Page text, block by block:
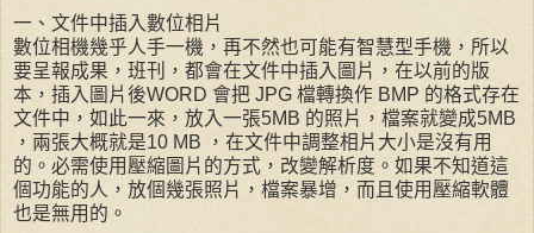
一、文件中插入數位相片
數位相機幾乎人手一機，再不然也可能有智慧型手機，所以
要呈報成果，班刊，都會在文件中插入圖片，在以前的版
本，插入圖片後WORD 會把 JPG 檔轉換作 BMP 的格式存在
文件中，如此一來，放入一張5MB 的照片，檔案就變成5MB
，兩張大概就是10 MB ，在文件中調整相片大小是沒有用
的。必需使用壓縮圖片的方式，改變解析度。如果不知道這
個功能的人，放個幾張照片，檔案暴增，而且使用壓縮軟體
也是無用的。